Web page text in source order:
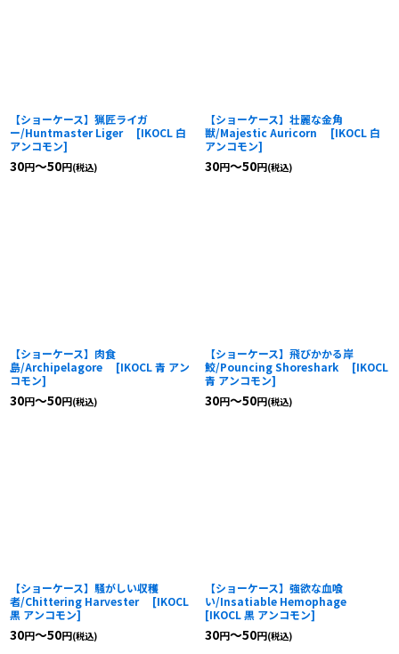
【ショーケース】猟匠ライガ
ー/Huntmaster Liger
[IKOCL 白
アンコモン]
30円～50円(税込)
【ショーケース】壮麗な金角
獣/Majestic Auricorn
[IKOCL 白
アンコモン]
30円～50円(税込)
【ショーケース】肉食
島/Archipelagore
[IKOCL 青 アン
コモン]
30円～50円(税込)
【ショーケース】飛びかかる岸
鮫/Pouncing Shoreshark
[IKOCL
青 アンコモン]
30円～50円(税込)
【ショーケース】騒がしい収穫
者/Chittering Harvester
[IKOCL
黒 アンコモン]
30円～50円(税込)
【ショーケース】強欲な血喰
い/Insatiable Hemophage
[IKOCL 黒 アンコモン]
30円～50円(税込)